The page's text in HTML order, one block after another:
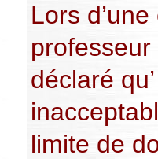
Lors
déclaré
limite de